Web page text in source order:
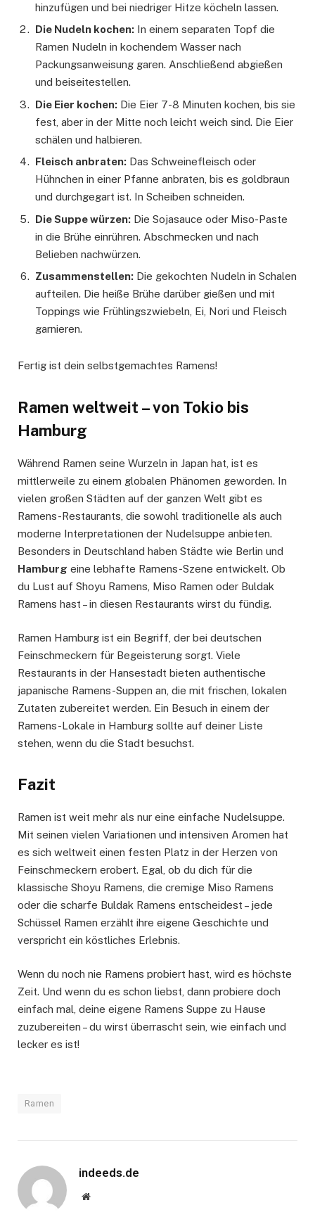
hinzufügen und bei niedriger Hitze köcheln lassen.
Die Nudeln kochen: In einem separaten Topf die
Ramen Nudeln in kochendem Wasser nach
Packungsanweisung garen. Anschließend abgießen
und beiseitestellen.
Die Eier kochen: Die Eier 7-8 Minuten kochen, bis sie
fest, aber in der Mitte noch leicht weich sind. Die Eier
schälen und halbieren.
Fleisch anbraten: Das Schweinefleisch oder
Hühnchen in einer Pfanne anbraten, bis es goldbraun
und durchgegart ist. In Scheiben schneiden.
Die Suppe würzen: Die Sojasauce oder Miso-Paste
in die Brühe einrühren. Abschmecken und nach
Belieben nachwürzen.
Zusammenstellen: Die gekochten Nudeln in Schalen
aufteilen. Die heiße Brühe darüber gießen und mit
Toppings wie Frühlingszwiebeln, Ei, Nori und Fleisch
garnieren.
Fertig ist dein selbstgemachtes Ramens!
Ramen weltweit – von Tokio bis
Hamburg
Während Ramen seine Wurzeln in Japan hat, ist es
mittlerweile zu einem globalen Phänomen geworden. In
vielen großen Städten auf der ganzen Welt gibt es
Ramens-Restaurants, die sowohl traditionelle als auch
moderne Interpretationen der Nudelsuppe anbieten.
Besonders in Deutschland haben Städte wie Berlin und
Hamburg eine lebhafte Ramens-Szene entwickelt. Ob
du Lust auf Shoyu Ramens, Miso Ramen oder Buldak
Ramens hast – in diesen Restaurants wirst du fündig.
Ramen Hamburg ist ein Begriff, der bei deutschen
Feinschmeckern für Begeisterung sorgt. Viele
Restaurants in der Hansestadt bieten authentische
japanische Ramens-Suppen an, die mit frischen, lokalen
Zutaten zubereitet werden. Ein Besuch in einem der
Ramens-Lokale in Hamburg sollte auf deiner Liste
stehen, wenn du die Stadt besuchst.
Fazit
Ramen ist weit mehr als nur eine einfache Nudelsuppe.
Mit seinen vielen Variationen und intensiven Aromen hat
es sich weltweit einen festen Platz in der Herzen von
Feinschmeckern erobert. Egal, ob du dich für die
klassische Shoyu Ramens, die cremige Miso Ramens
oder die scharfe Buldak Ramens entscheidest – jede
Schüssel Ramen erzählt ihre eigene Geschichte und
verspricht ein köstliches Erlebnis.
Wenn du noch nie Ramens probiert hast, wird es höchste
Zeit. Und wenn du es schon liebst, dann probiere doch
einfach mal, deine eigene Ramens Suppe zu Hause
zuzubereiten – du wirst überrascht sein, wie einfach und
lecker es ist!
Ramen
indeeds.de
Website